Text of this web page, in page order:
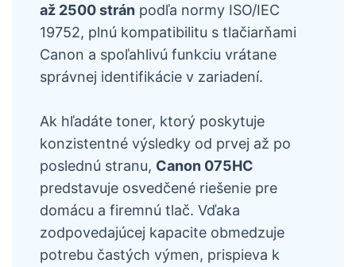
až 2500 strán podľa normy ISO/IEC
19752, plnú kompatibilitu s tlačiarňami
Canon a spoľahlivú funkciu vrátane
správnej identifikácie v zariadení.
Ak hľadáte toner, ktorý poskytuje
konzistentné výsledky od prvej až po
poslednú stranu, Canon 075HC
predstavuje osvedčené riešenie pre
domácu a firemnú tlač. Vďaka
zodpovedajúcej kapacite obmedzuje
potrebu častých výmen, prispieva k